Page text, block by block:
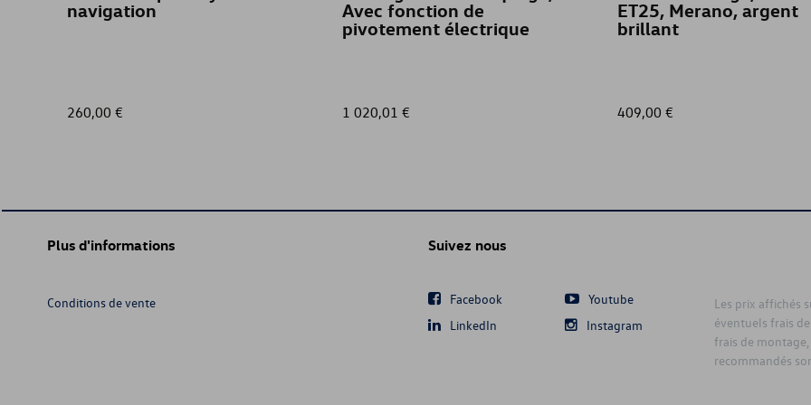
navigation
260,00 €
Avec fonction de
pivotement électrique
1 020,01 €
ET25, Merano, argent
brillant
409,00 €
Plus d'informations
Conditions de vente
Suivez nous
Facebook
Youtube
LinkedIn
Instagram
Les prix affichés
éventuels frais
frais de
recommandés